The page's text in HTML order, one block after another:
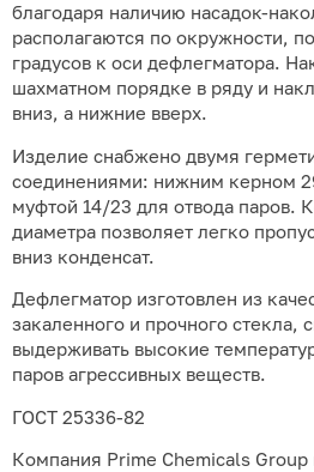
благодаря наличию насадок-
располагаются по окружности,
градусов к оси дефлегматора.
шахматном порядке в ряду и
вниз, а нижние вверх.
Изделие снабжено двумя
соединениями: нижним керном
муфтой 14/23 для отвода паров.
диаметра позволяет легко
вниз конденсат.
Дефлегматор изготовлен из
закаленного и прочного стекла,
выдерживать высокие
паров агрессивных веществ.
ГОСТ 25336-82
Компания Prime Chemicals Group